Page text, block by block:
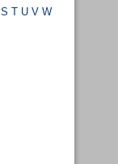
s t uvw